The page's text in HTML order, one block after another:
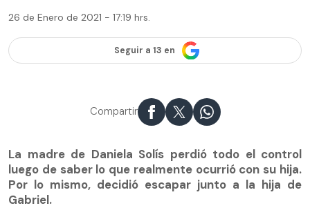
26 de Enero de 2021 - 17:19 hrs.
Seguir a 13 en
Compartir
La madre de Daniela Solís perdió todo el control
luego de saber lo que realmente ocurrió con su hija.
Por lo mismo, decidió escapar junto a la hija de
Gabriel.